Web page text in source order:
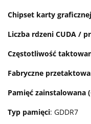
Chipset karty
Liczba rdzeni CUDA /
Częstotliwość
Fabryczne
Pamięć zainstalowana
Typ pamięci: GDDR7